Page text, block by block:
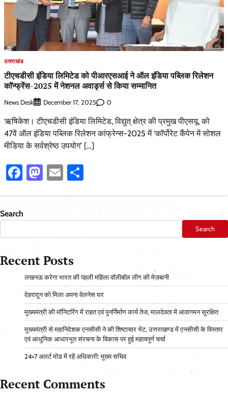
उत्तराखंड
टीएचडीसी इंडिया लिमिटेड को पीआरएसआई ने ऑल इंडिया पब्लिक रिलेशन
कॉन्फ्रेंस-2025 में नेशनल अवार्ड्स से किया सम्मानित
News Desk December 17, 2025 0
ऋषिकेश। टीएचडीसी इंडिया लिमिटेड, विद्युत् क्षेत्र की प्रमुख पीएसयू, को
47वें ऑल इंडिया पब्लिक रिलेशन कांफ्रेन्स-2025 में ‘कॉर्पोरेट कैंपेन में सोशल
मीडिया के सर्वश्रेष्ठ उपयोग’ […]
Facebook
Mastodon
Email
Search
Search
Recent Posts
लखनऊ करेगा भारत की पहली महिला वॉलीबॉल लीग की मेज़बानी
देहरादून को मिला अपना वेलनेस घर
मुख्यमंत्री की मॉनिटरिंग में राहत एवं पुनर्निर्माण कार्य तेज, मालदेवता में आवागमन सुरक्षित
मुख्यमंत्री से महानिदेशक एनसीसी ने की शिष्टाचार भेंट, उत्तराखण्ड में एनसीसी के विस्तार
एवं आधुनिक आधारभूत संरचना के विकास पर हुई महत्वपूर्ण चर्चा
24×7 अलर्ट मोड में रहें अधिकारी: मुख्य सचिव
Recent Comments